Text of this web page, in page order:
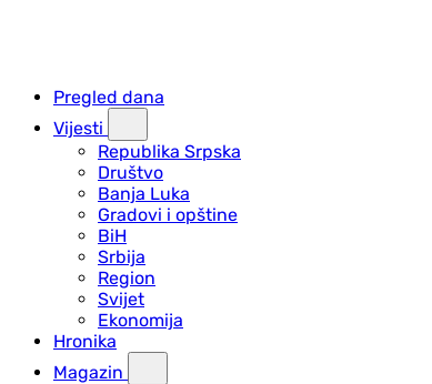
Pregled dana
Vijesti
Republika Srpska
Društvo
Banja Luka
Gradovi i opštine
BiH
Srbija
Region
Svijet
Ekonomija
Hronika
Magazin